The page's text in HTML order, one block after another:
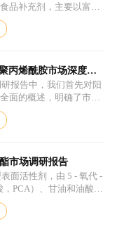
品补充剂，主要以富含
矿物质等营养成分的绿
包括菠菜、羽衣甘蓝、
蔬果（如胡萝卜、甜菜
。
丙烯酰胺市场深度调
景分析
报告中，我们首先对阳
面的概述，明确了市场
产品的定义与特点进行
用场景及其客群洞察。
市场调研报告
面活性剂，由 5 - 氧代 -
PCA）、甘油和油酸通
5 - 氧代 - L - 脯氨酸 2 -
式为 C26H45NO6，分